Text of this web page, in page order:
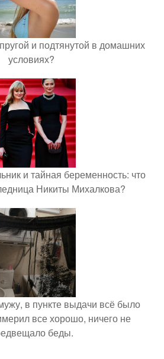
и подтянутой в домашних
условиях?
и тайная беременность: что
Никиты Михалкова?
в пункте выдачи всё было
все хорошо, ничего не
беды.